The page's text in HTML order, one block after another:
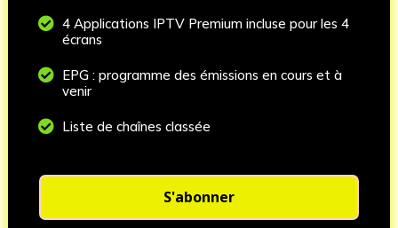
 4 Applications IPTV Premium incluse pour les 4
écrans
 EPG : programme des émissions en cours et à
venir
 Liste de chaînes classée
S'abonner